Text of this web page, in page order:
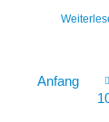
Anfang